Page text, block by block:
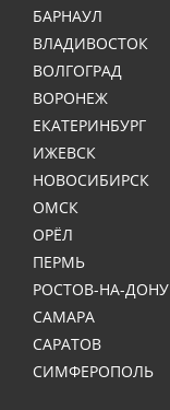
БАРНАУЛ
ВЛАДИВОСТОК
ВОЛГОГРАД
ВОРОНЕЖ
ЕКАТЕРИНБУРГ
ИЖЕВСК
НОВОСИБИРСК
ОМСК
ОРЁЛ
ПЕРМЬ
РОСТОВ-НА-ДОНУ
САМАРА
САРАТОВ
СИМФЕРОПОЛЬ